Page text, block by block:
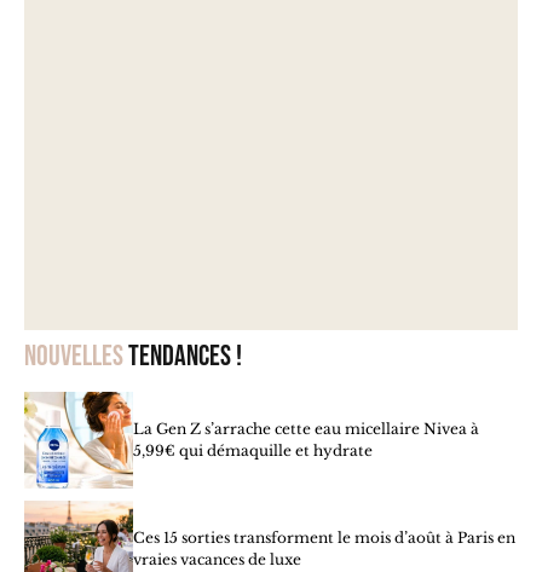
Nouvellestendances !
La Gen Z s’arrache cette eau micellaire Nivea à
5,99€ qui démaquille et hydrate
Ces 15 sorties transforment le mois d’août à Paris en
vraies vacances de luxe